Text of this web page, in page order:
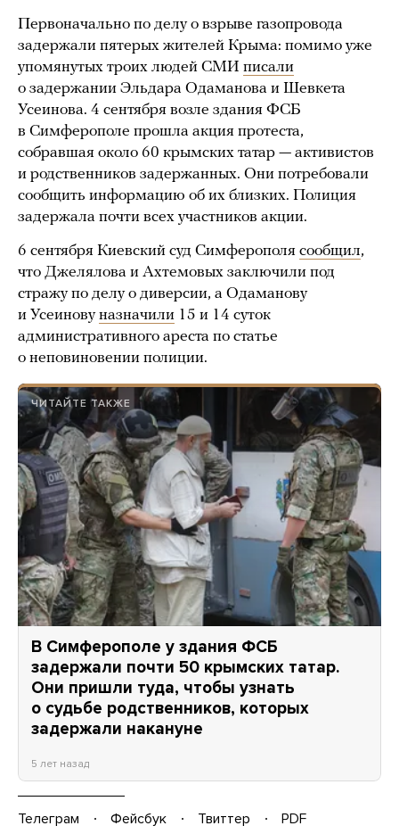
Первоначально по делу о взрыве газопровода
задержали пятерых жителей Крыма: помимо уже
упомянутых троих людей СМИ писали
о задержании Эльдара Одаманова и Шевкета
Усеинова. 4 сентября возле здания ФСБ
в Симферополе прошла акция протеста,
собравшая около 60 крымских татар — активистов
и родственников задержанных. Они потребовали
сообщить информацию об их близких. Полиция
задержала почти всех участников акции.
6 сентября Киевский суд Симферополя сообщил,
что Джелялова и Ахтемовых заключили под
стражу по делу о диверсии, а Одаманову
и Усеиновуназначили 15 и 14 суток
административного ареста по статье
о неповиновении полиции.
ЧИТАЙТЕ ТАКЖЕ
В Симферополе у здания ФСБ
задержали почти 50 крымских татар.
Они пришли туда, чтобы узнать
о судьбе родственников, которых
задержали накануне
5 лет назад
Телеграм Фейсбук Твиттер
PDF